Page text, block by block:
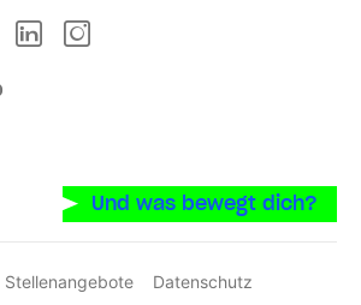
NewsletterLinkedln
App auf GooglePlay
Und was bewegt dich?
Stellenangebote
Datenschutz